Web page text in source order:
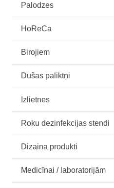
Palodzes
HoReCa
Birojiem
Dušas paliktņi
Izlietnes
Roku dezinfekcijas stendi
Dizaina produkti
Medicīnai / laboratorijām